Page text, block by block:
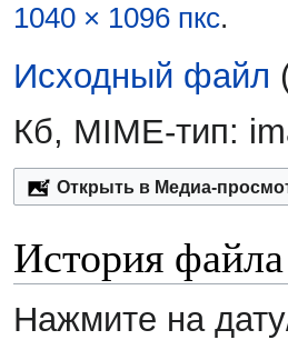
1040 × 1096 пкс.
Исходный файл
Кб, MIME-тип:
Открыть в Медиа-
История файла
Нажмите на